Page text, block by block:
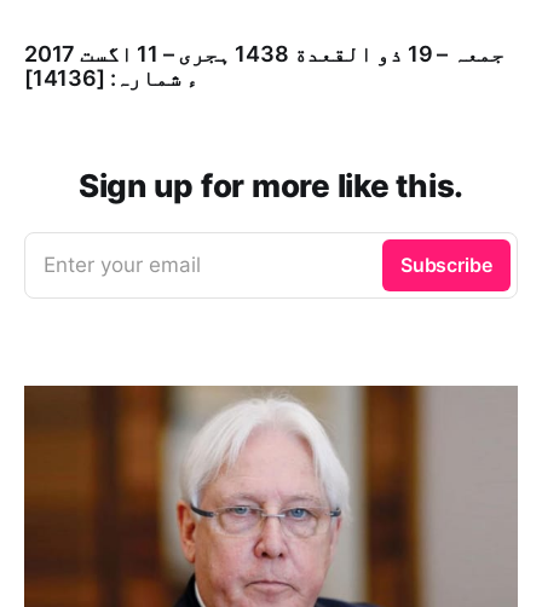
جمعہ – 19 ذو القعدة 1438 ہجری – 11 اگست 2017
ء شمارہ: [14136]
Sign up for more like this.
Enter your email Subscribe